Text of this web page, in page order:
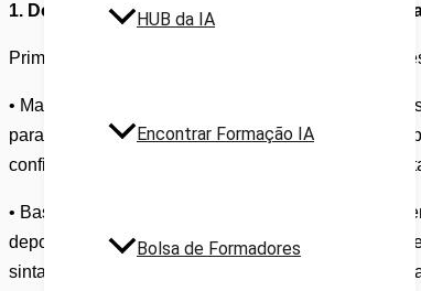
HUB da IA
Encontrar Formação IA
Bolsa de Formadores
1. Domina os Fundamentos: A Base para um
Primeiro, deves procurar definir um roadmap claro,
• Matemática e estatística – Adquirir
para entender e analisar dados de forma rigorosa e
confiança permitem avaliar a significância dos
• Bases de programação – Adquirir conhecimentos
depois aprofundar uma linguagem de programação
sintaxe simples e uma vasta biblioteca de pacotes